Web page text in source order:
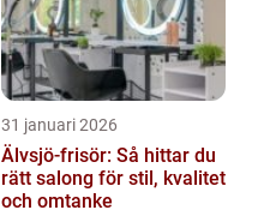
31 januari 2026
Älvsjö-frisör: Så hittar du
rätt salong för stil, kvalitet
och omtanke